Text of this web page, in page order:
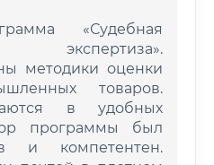
«Судебная
экспертиза».
методики оценки
товаров.
в удобных
программы был
и компетентен.